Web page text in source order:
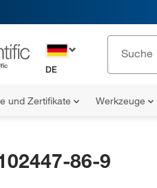
DE
und Zertifikate Werkzeuge
86-9